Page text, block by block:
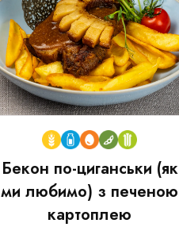
Бекон по-циганськи (як
ми любимо) з печеною
картоплею